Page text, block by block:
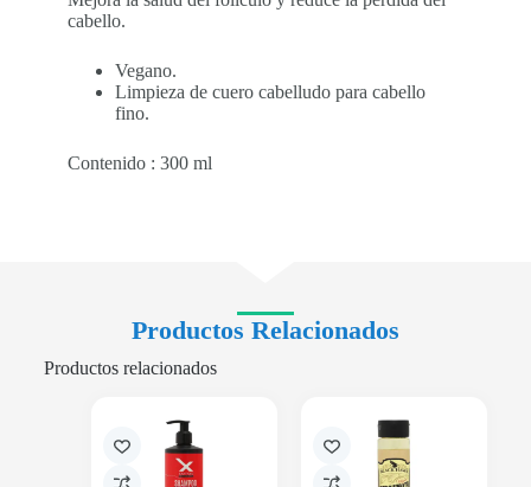
cabello.
Vegano.
Limpieza de cuero cabelludo para cabello
fino.
Contenido : 300 ml
Productos Relacionados
Productos relacionados